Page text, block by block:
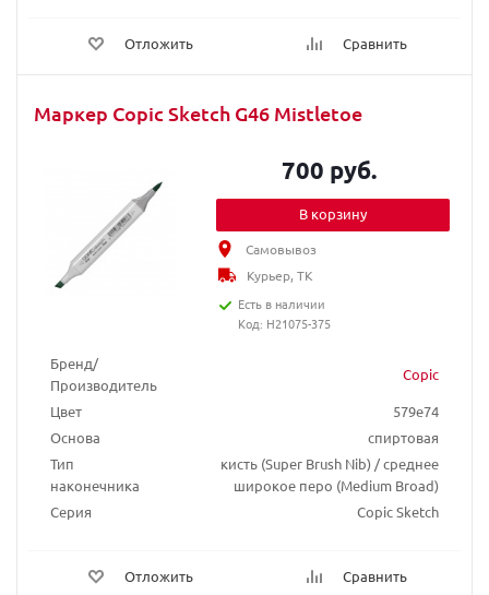
Отложить Сравнить
Маркер Copic Sketch G46 Mistletoe
Бренд/
Производитель
Copic
Цвет
579e74
Основа
спиртовая
Тип
наконечника
кисть (Super Brush Nib) / среднее
широкое перо (Medium Broad)
Серия
Copic Sketch
Отложить Сравнить
700 руб.
В корзину
Самовывоз
Курьер, ТК
Есть в наличии
Код: H21075-375